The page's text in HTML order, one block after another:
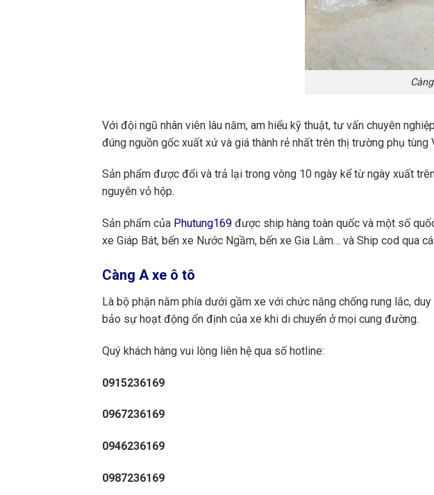
Với đội ngũ nhân viên lâu năm, am hiểu kỹ thuật, tư vấn chuyên
đúng nguồn gốc xuất xứ và giá thành rẻ nhất trên thị trường phụ tùng
Sản phẩm được đổi và trả lại trong vòng 10 ngày kể từ ngày xuất
nguyên vỏ hộp.
Sản phẩm của Phutung169 được ship hàng toàn quốc và một số
xe Giáp Bát, bến xe Nước Ngầm, bến xe Gia Lâm… và Ship cod qua
Càng A xe ô tô
Là bộ phận nằm phía dưới gầm xe với chức năng chống rung lắc,
bảo sự hoạt động ổn định của xe khi di chuyển ở mọi cung đường.
Quý khách hàng vui lòng liên hệ qua số hotline:
0915236169
0967236169
0946236169
0987236169